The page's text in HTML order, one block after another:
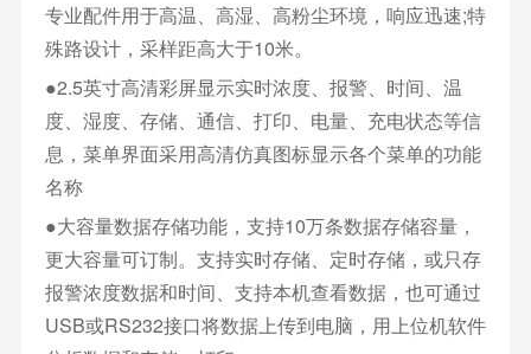
专业配件用于高温、高湿、高粉尘环境，响应迅速;特
殊路设计，采样距高大于10米。
●2.5英寸高清彩屏显示实时浓度、报警、时间、温
度、湿度、存储、通信、打印、电量、充电状态等信
息，菜单界面采用高清仿真图标显示各个菜单的功能
名称
●大容量数据存储功能，支持10万条数据存储容量，
更大容量可订制。支持实时存储、定时存储，或只存
报警浓度数据和时间、支持本机查看数据，也可通过
USB或RS232接口将数据上传到电脑，用上位机软件